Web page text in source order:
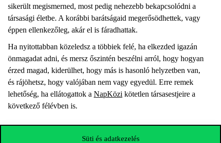
Süti és adatkezelés
sikerült megismerned, most pedig nehezebb bekapcsolódni a
társasági életbe. A korábbi barátságaid megerősödhettek, vagy
éppen ellenkezőleg, akár el is fáradhattak.
Ha nyitottabban közeledsz a többiek felé, ha elkezded igazán
önmagadat adni, és mersz őszintén beszélni arról, hogy hogyan
érzed magad, kiderülhet, hogy más is hasonló helyzetben van,
és rájöhetsz, hogy valójában nem vagy egyedül. Erre remek
lehetőség, ha ellátogattok a NapKözi kötetlen társasestjeire a
következő félévben is.